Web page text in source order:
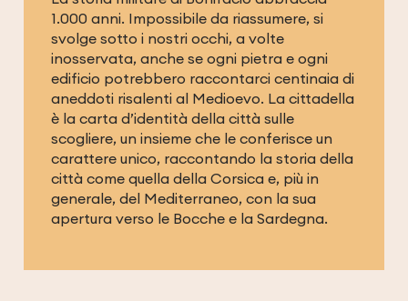
1.000 anni. Impossibile da riassumere, si
svolge sotto i nostri occhi, a volte
inosservata, anche se ogni pietra e ogni
edificio potrebbero raccontarci centinaia di
aneddoti risalenti al Medioevo. La cittadella
è la carta d’identità della città sulle
scogliere, un insieme che le conferisce un
carattere unico, raccontando la storia della
città come quella della Corsica e, più in
generale, del Mediterraneo, con la sua
apertura verso le Bocche e la Sardegna.